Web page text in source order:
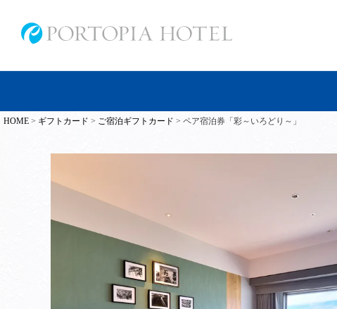
人気の検索
HOME ギフトカード ご宿泊ギフトカード ペア宿泊券「彩～いろどり～」